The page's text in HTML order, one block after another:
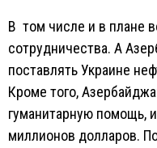
В том числе и в плане
сотрудничества. А
поставлять Украине
Кроме того,
гуманитарную помощь,
миллионов долларов.